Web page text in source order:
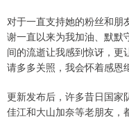
对于一直支持她的粉丝和朋
谢一直以来为我加油、默默
间的流逝让我感到惊讶，更
请多多关照，我会怀着感恩
更新发布后，许多昔日国家
佳江和大山加奈等老朋友，